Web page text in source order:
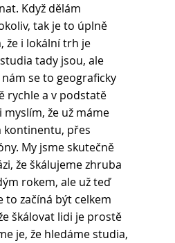
Když dělám
tak je to úplně
že i lokální trh je
tady jsou, ale
se to geograficky
rychle a v podstatě
myslím, že už máme
kontinentu, přes
My jsme skutečně
že škálujeme zhruba
rokem, ale už teď
to začíná být celkem
škálovat lidi je prostě
je, že hledáme studia,